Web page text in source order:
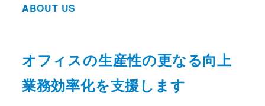
ABOUT US
オフィスの生産性の更なる向上
業務効率化を支援します